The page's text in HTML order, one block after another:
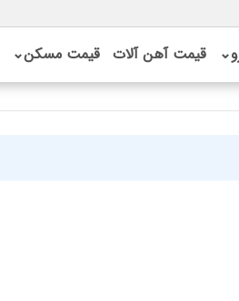
⌄ قیمت آهن آلات قیمت مسکن⌄